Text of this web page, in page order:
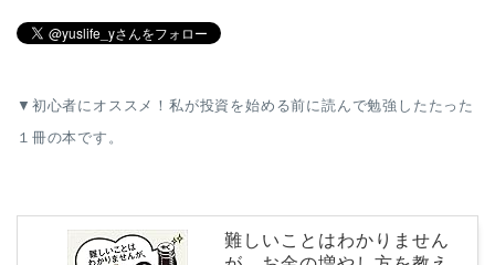
▼初心者にオススメ！私が投資を始める前に読んで勉強したたった
１冊の本です。
難しいことはわかりません